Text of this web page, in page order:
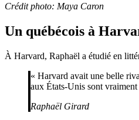
Crédit photo: Maya Caron
Un québécois à
À Harvard, Raphaël a étudié en
« Harvard avait une belle
aux États-Unis sont vraiment
Raphaël Girard